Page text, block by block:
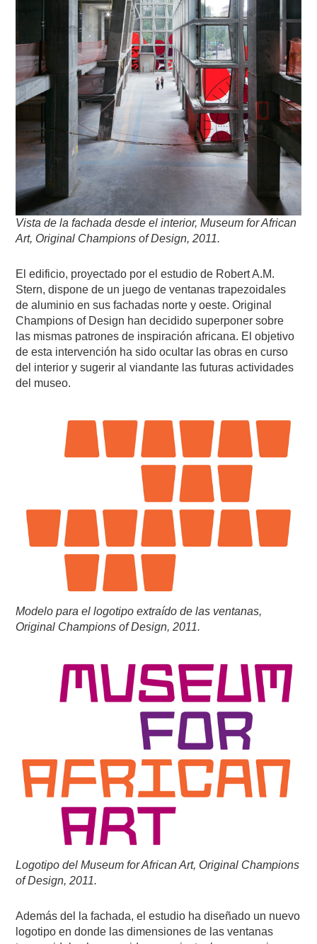
Vista de la fachada desde el interior, Museum for African
Art, Original Champions of Design, 2011.
El edificio, proyectado por el estudio de Robert A.M.
Stern, dispone de un juego de ventanas trapezoidales
de aluminio en sus fachadas norte y oeste. Original
Champions of Design han decidido superponer sobre
las mismas patrones de inspiración africana. El objetivo
de esta intervención ha sido ocultar las obras en curso
del interior y sugerir al viandante las futuras actividades
del museo.
Modelo para el logotipo extraído de las ventanas,
Original Champions of Design, 2011.
Logotipo del Museum for African Art, Original Champions
of Design, 2011.
Además del la fachada, el estudio ha diseñado un nuevo
logotipo en donde las dimensiones de las ventanas